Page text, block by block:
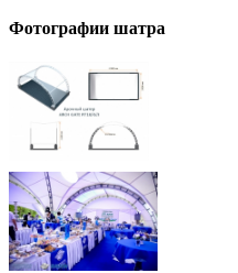
Фотографии шатра